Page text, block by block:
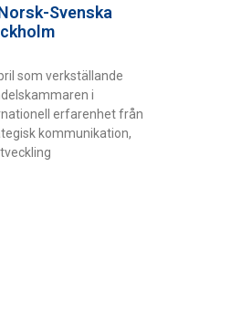
Svenska
som verkställande
i
erfarenhet från
kommunikation,